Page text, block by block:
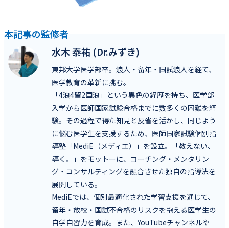
本記事の監修者
水木 泰祐 (Dr.みずき)
東邦大学医学部卒。浪人・留年・国試浪人を経て、
医学教育の革新に挑む。
「4浪4留2国浪」という異色の経歴を持ち、医学部
入学から医師国家試験合格までに数多くの困難を経
験。その過程で得た知見と反省を活かし、同じよう
に悩む医学生を支援するため、医師国家試験個別指
導塾「MediE（メディエ）」を設立。「教えない、
導く。」をモットーに、コーチング・メンタリン
グ・コンサルティングを融合させた独自の指導法を
展開している。
MediEでは、個別最適化された学習支援を通じて、
留年・放校・国試不合格のリスクを抱える医学生の
自学自習力を育成。また、YouTubeチャンネルや